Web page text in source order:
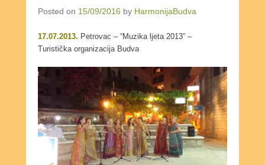
Posted on 15/09/2016 by HarmonijaBudva
17.07.2013. Petrovac – “Muzika ljeta 2013” –
Turistička organizacija Budva